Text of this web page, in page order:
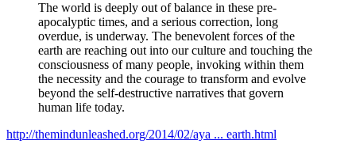
The world is deeply out of balance in these pre-
apocalyptic times, and a serious correction, long
overdue, is underway. The benevolent forces of the
earth are reaching out into our culture and touching the
consciousness of many people, invoking within them
the necessity and the courage to transform and evolve
beyond the self-destructive narratives that govern
human life today.
http://themindunleashed.org/2014/02/aya ... earth.html